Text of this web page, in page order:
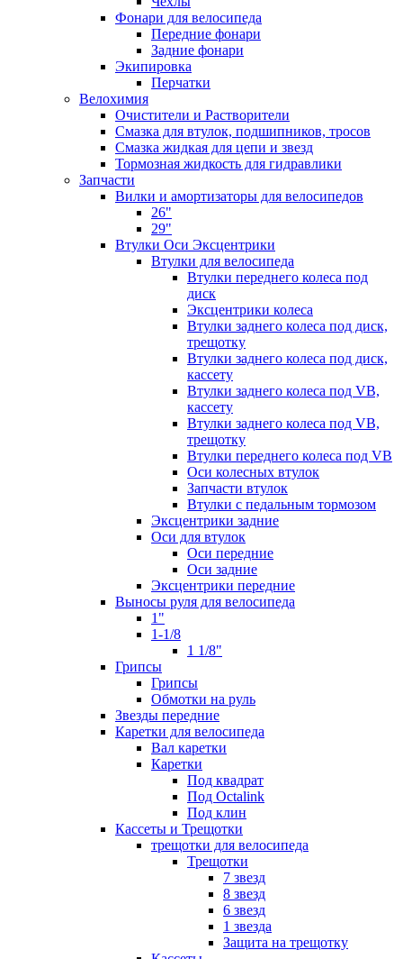
Фонари для велосипеда
Передние фонари
Задние фонари
Экипировка
Перчатки
Велохимия
Очистители и Растворители
Смазка для втулок, подшипников, тросов
Смазка жидкая для цепи и звезд
Тормозная жидкость для гидравлики
Запчасти
Вилки и амортизаторы для велосипедов
26"
29"
Втулки Оси Эксцентрики
Втулки для велосипеда
Втулки переднего колеса под
диск
Эксцентрики колеса
Втулки заднего колеса под диск,
трещотку
Втулки заднего колеса под диск,
кассету
Втулки заднего колеса под VB,
кассету
Втулки заднего колеса под VB,
трещотку
Втулки переднего колеса под VB
Оси колесных втулок
Запчасти втулок
Втулки с педальным тормозом
Эксцентрики задние
Оси для втулок
Оси передние
Оси задние
Эксцентрики передние
Выносы руля для велосипеда
1"
1-1/8
1 1/8"
Грипсы
Грипсы
Обмотки на руль
Звезды передние
Каретки для велосипеда
Вал каретки
Каретки
Под квадрат
Под Octalink
Под клин
Кассеты и Трещотки
трещотки для велосипеда
Трещотки
7 звезд
8 звезд
6 звезд
1 звезда
Защита на трещотку